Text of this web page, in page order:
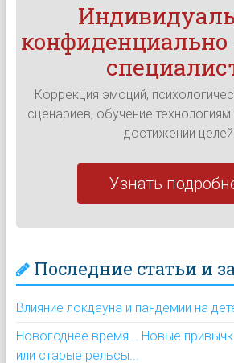
Коррекция эмоций,
сценариев, обучение
достижении
Узнать
Последние статьи и
Влияние локдауна и пандемии на
Новогоднее время... Новые
или старые рельсы...